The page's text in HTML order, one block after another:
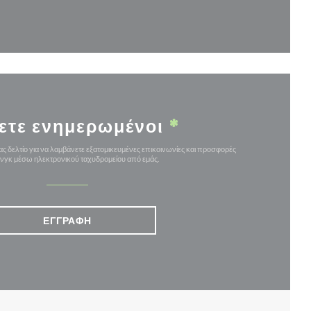
ενημερωμένοι *
δελτίο για να λαμβάνετε εξατομικευμένες επικοινωνίες και προσφορές
μέσω ηλεκτρονικού ταχυδρομείου από εμάς.
ΕΓΓΡΑΦΉ